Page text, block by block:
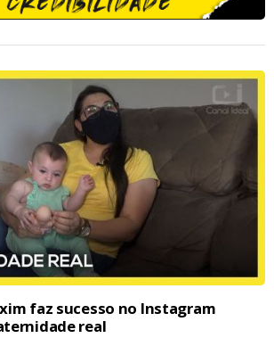
faz sucesso no Instagram
real